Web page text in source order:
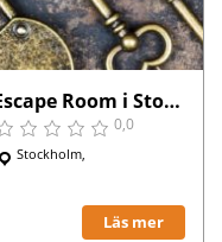
Escape Room i Stockholm
0,0
Stockholm,
Läs mer